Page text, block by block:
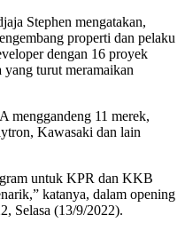
Stephen mengatakan,
properti dan pelaku
dengan 16 proyek
turut meramaikan
menggandeng 11 merek,
Kawasaki dan lain
untuk KPR dan KKB
katanya, dalam opening
Selasa (13/9/2022).